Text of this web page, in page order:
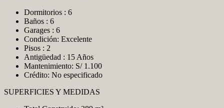
Dormitorios : 6
Baños : 6
Garages : 6
Condición: Excelente
Pisos : 2
Antigüedad : 15 Años
Mantenimiento: S/ 1.100
Crédito: No especificado
SUPERFICIES Y MEDIDAS